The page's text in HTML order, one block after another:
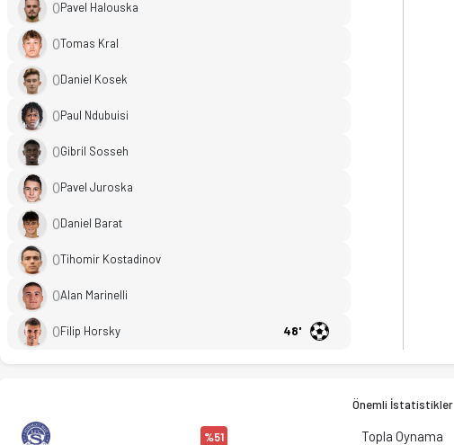
0Pavel Halouska
0Tomas Kral
0Daniel Kosek
0Paul Ndubuisi
0Gibril Sosseh
0Pavel Juroska
0Daniel Barat
0Tihomir Kostadinov
0Alan Marinelli
0Filip Horsky 48'
Önemli İstatistikler
%51 Topla Oynama